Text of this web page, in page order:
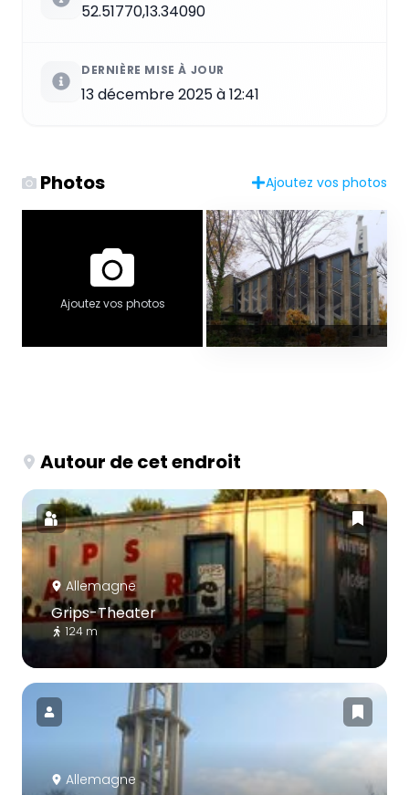
52.51770,13.34090
DERNIÈRE MISE À JOUR
13 décembre 2025 à 12:41
Photos Ajoutez vos photos
Ajoutez vos photos
Autour de cet endroit
Allemagne
Grips-Theater
124 m
Allemagne